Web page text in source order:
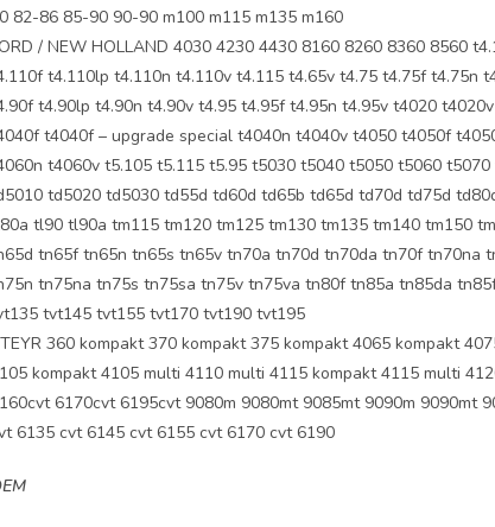
82-86 85-90 90-90 m100 m115 m135 m160
/ NEW HOLLAND 4030 4230 4430 8160 8260 8360 8560
t4.110lp t4.110n t4.110v t4.115 t4.65v t4.75 t4.75f t4.75n
t4.90lp t4.90n t4.90v t4.95 t4.95f t4.95n t4.95v t4020
t4040f – upgrade special t4040n t4040v t4050 t4050f
t4060v t5.105 t5.115 t5.95 t5030 t5040 t5050 t5060
td5020 td5030 td55d td60d td65b td65d td70d td75d
tl90 tl90a tm115 tm120 tm125 tm130 tm135 tm140 tm150
tn65f tn65n tn65s tn65v tn70a tn70d tn70da tn70f tn70na
tn75na tn75s tn75sa tn75v tn75va tn80f tn85a tn85da
tvt145 tvt155 tvt170 tvt190 tvt195
360 kompakt 370 kompakt 375 kompakt 4065 kompakt
kompakt 4105 multi 4110 multi 4115 kompakt 4115 multi
6170cvt 6195cvt 9080m 9080mt 9085mt 9090m 9090mt
6135 cvt 6145 cvt 6155 cvt 6170 cvt 6190